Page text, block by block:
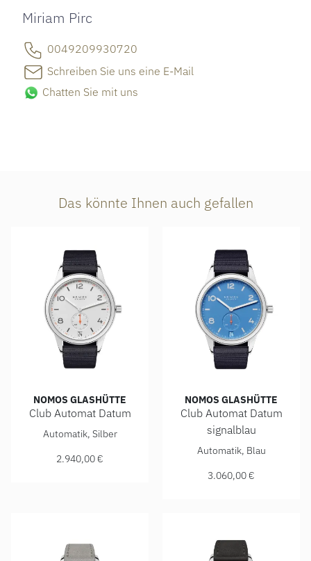
Miriam Pirc
0049209930720
Schreiben Sie uns eine E-Mail
Chatten Sie mit uns
Das könnte Ihnen auch gefallen
NOMOS GLASHÜTTE
Club Automat Datum
NOMOS Glashütte Club Automat Datum, Ref: 775, Preis:
Automatik, Silber
2.940,00 €
NOMOS GLASHÜTTE
Club Automat Datum
signalblau
NOMOS Glashütte Club
Automatik, Blau
3.060,00 €